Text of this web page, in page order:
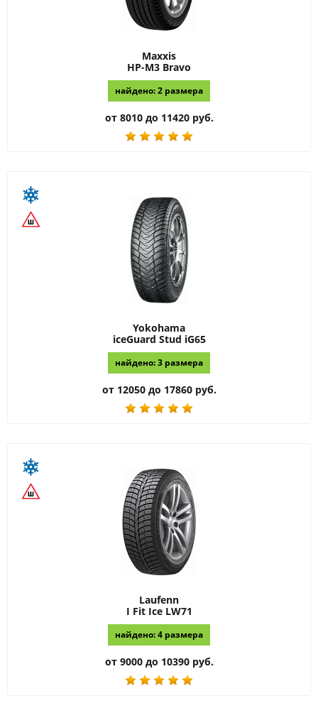
Maxxis
HP-M3 Bravo
найдено: 2 размера
от 8010 до 11420 руб.
Yokohama
iceGuard Stud iG65
найдено: 3 размера
от 12050 до 17860 руб.
Laufenn
I Fit Ice LW71
найдено: 4 размера
от 9000 до 10390 руб.